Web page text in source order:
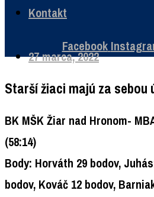
Kontakt
Facebook
27 marca, 2022
Starší žiaci majú za sebou
BK MŠK Žiar nad Hronom-
(58:14)
Body: Horváth 29 bodov,
bodov, Kováč 12 bodov,